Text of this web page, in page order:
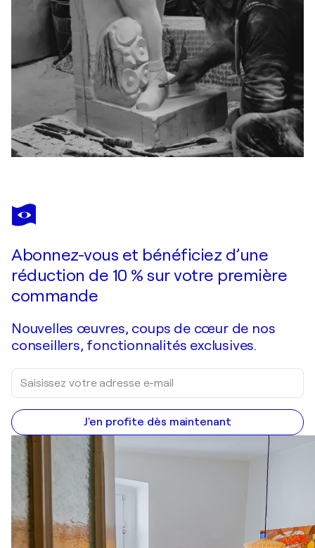
Abonnez-vous et bénéficiez d’une
réduction de 10 % sur votre première
commande
Nouvelles œuvres, coups de cœur de nos
conseillers, fonctionnalités exclusives.
J'en profite dès maintenant